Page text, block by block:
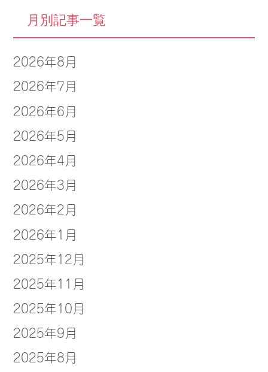
月別記事一覧
2026年8月
2026年7月
2026年6月
2026年5月
2026年4月
2026年3月
2026年2月
2026年1月
2025年12月
2025年11月
2025年10月
2025年9月
2025年8月